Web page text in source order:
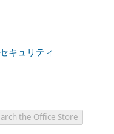
キュリティ
the Office Store